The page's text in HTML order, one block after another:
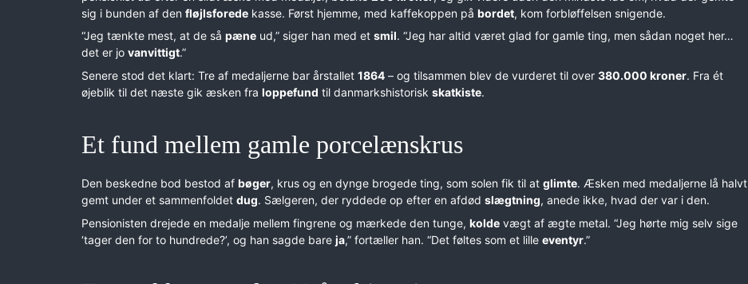
sig i bunden af den fløjlsforede kasse. Først hjemme, med kaffekoppen på bordet, kom forbløffelsen snigende.
“Jeg tænkte mest, at de så pæne ud,” siger han med et smil. “Jeg har altid været glad for gamle ting, men sådan noget her…
det er jo vanvittigt.”
Senere stod det klart: Tre af medaljerne bar årstallet 1864 – og tilsammen blev de vurderet til over 380.000 kroner. Fra ét
øjeblik til det næste gik æsken fra loppefund til danmarkshistorisk skatkiste.
Et fund mellem gamle porcelænskrus
Den beskedne bod bestod af bøger, krus og en dynge brogede ting, som solen fik til at glimte. Æsken med medaljerne lå halvt
gemt under et sammenfoldet dug. Sælgeren, der ryddede op efter en afdød slægtning, anede ikke, hvad der var i den.
Pensionisten drejede en medalje mellem fingrene og mærkede den tunge, kolde vægt af ægte metal. “Jeg hørte mig selv sige
‘tager den for to hundrede?’, og han sagde bare ja,” fortæller han. “Det føltes som et lille eventyr.”